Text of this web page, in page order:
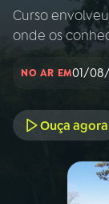
INÍCIO
A RÁDIO
Curso
onde os
NO AR EM01/08/
Ouça agora